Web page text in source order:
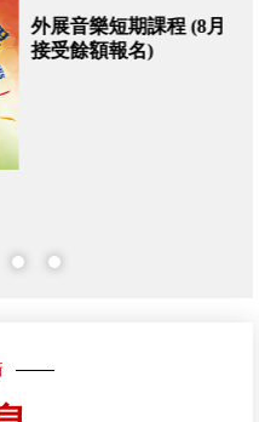
樂短期課程 (8月12日起
額報名)